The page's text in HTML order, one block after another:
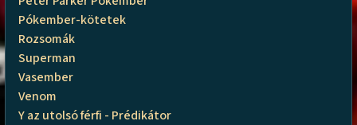
Pókember-kötetek
Rozsomák
Superman
Vasember
Venom
Y az utolsó férfi - Prédikátor